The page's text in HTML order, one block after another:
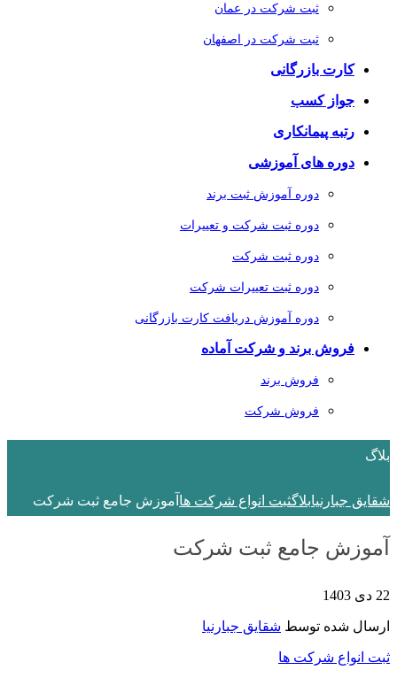
ثبت شرکت در عمان
ثبت شرکت در اصفهان
کارت بازرگانی
جواز کسب
رتبه پیمانکاری
دوره های آموزشی
دوره آموزش ثبت برند
دوره ثبت شرکت و تعییرات
دوره ثبت شرکت
دوره ثبت تعییرات شرکت
دوره آموزش دریافت کارت بازرگانی
فروش برند و شرکت آماده
فروش برند
فروش شرکت
بلاگ
شقایق جبارنیابلاگثبت انواع شرکت ها آموزش جامع ثبت شرکت
آموزش جامع ثبت شرکت
22 دی 1403
ارسال شده توسط شقایق جبارنیا
ثبت انواع شرکت ها